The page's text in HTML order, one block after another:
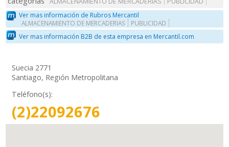
Ver mas información de Rubros Mercantil
ALMACENAMIENTO DE MERCADERIAS PUBLICIDAD
Ver mas información B2B de esta empresa en Mercantil.com
Suecia 2771
Santiago, Región Metropolitana
Teléfono(s):
(2)22092676